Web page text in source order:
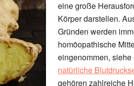
eine große
Körper darstellen.
Gründen werden
homöopathische
eingenommen, siehe
natürliche
gehören zahlreiche